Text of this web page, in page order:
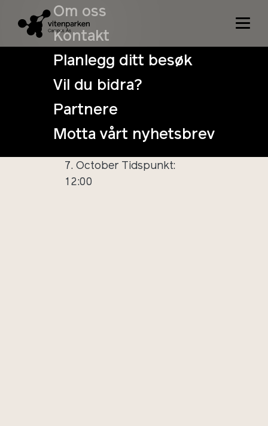
Om oss
Kontakt
Planlegg ditt besøk
Vil du bidra?
Partnere
Motta vårt nyhetsbrev
VitenSøndag –
Se høsten i
mikroskop
7. October Tidspunkt:
12:00